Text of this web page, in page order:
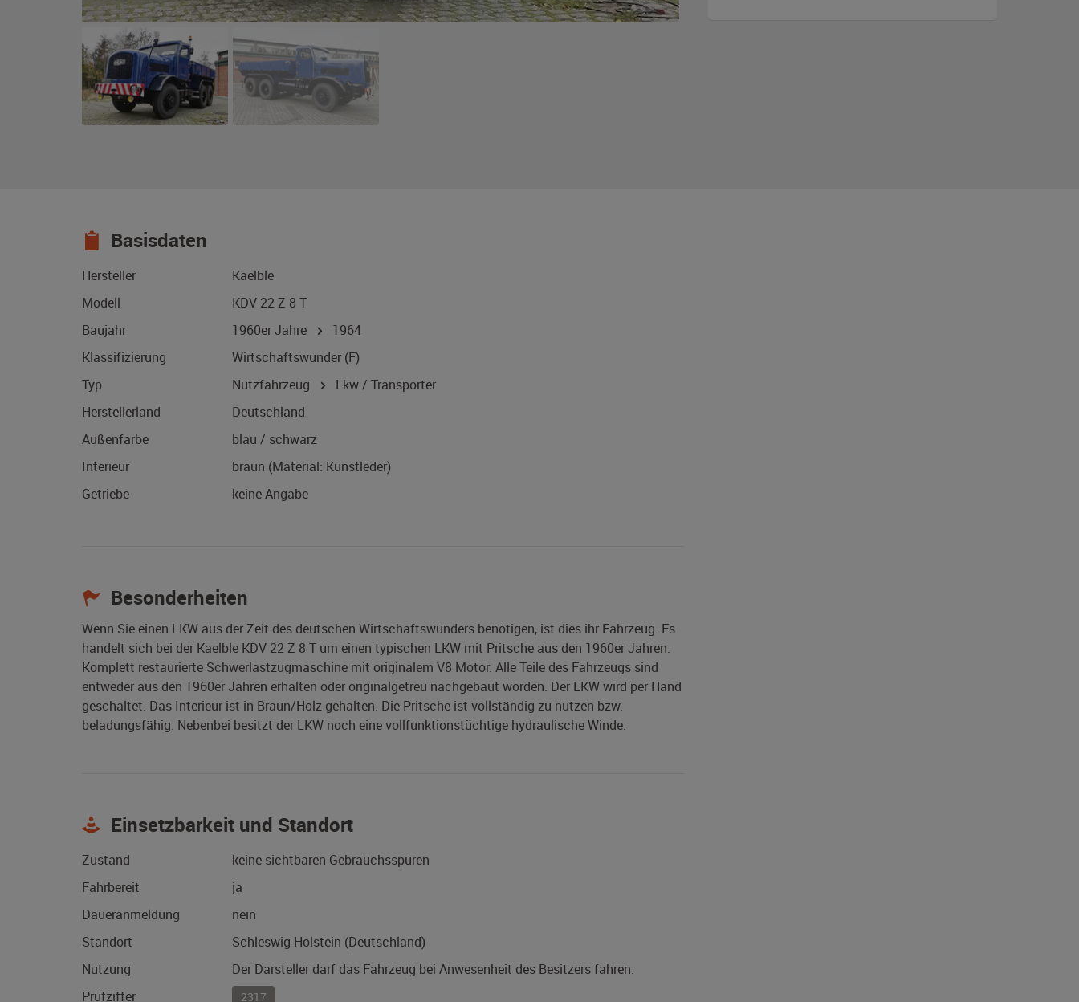
Basisdaten
Hersteller
Kaelble
Modell
KDV 22 Z 8 T
Baujahr
1960er Jahre
1964
Klassifizierung
Wirtschaftswunder (F)
Typ
Nutzfahrzeug
Lkw / Transporter
Herstellerland
Deutschland
Außenfarbe
blau / schwarz
Interieur
braun (Material: Kunstleder)
Getriebe
keine Angabe
Besonderheiten
Wenn Sie einen LKW aus der Zeit des deutschen Wirtschaftswunders benötigen, ist dies ihr Fahrzeug. Es
handelt sich bei der Kaelble KDV 22 Z 8 T um einen typischen LKW mit Pritsche aus den 1960er Jahren.
Komplett restaurierte Schwerlastzugmaschine mit originalem V8 Motor. Alle Teile des Fahrzeugs sind
entweder aus den 1960er Jahren erhalten oder originalgetreu nachgebaut worden. Der LKW wird per Hand
geschaltet. Das Interieur ist in Braun/Holz gehalten. Die Pritsche ist vollständig zu nutzen bzw.
beladungsfähig. Nebenbei besitzt der LKW noch eine vollfunktionstüchtige hydraulische Winde.
Einsetzbarkeit und Standort
Zustand
keine sichtbaren Gebrauchsspuren
Fahrbereit
ja
Daueranmeldung
nein
Standort
Schleswig-Holstein (Deutschland)
Nutzung
Der Darsteller darf das Fahrzeug bei Anwesenheit des Besitzers fahren.
Prüfziffer
2317